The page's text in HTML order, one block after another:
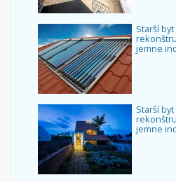
Starší
jemne
Starší
jemne